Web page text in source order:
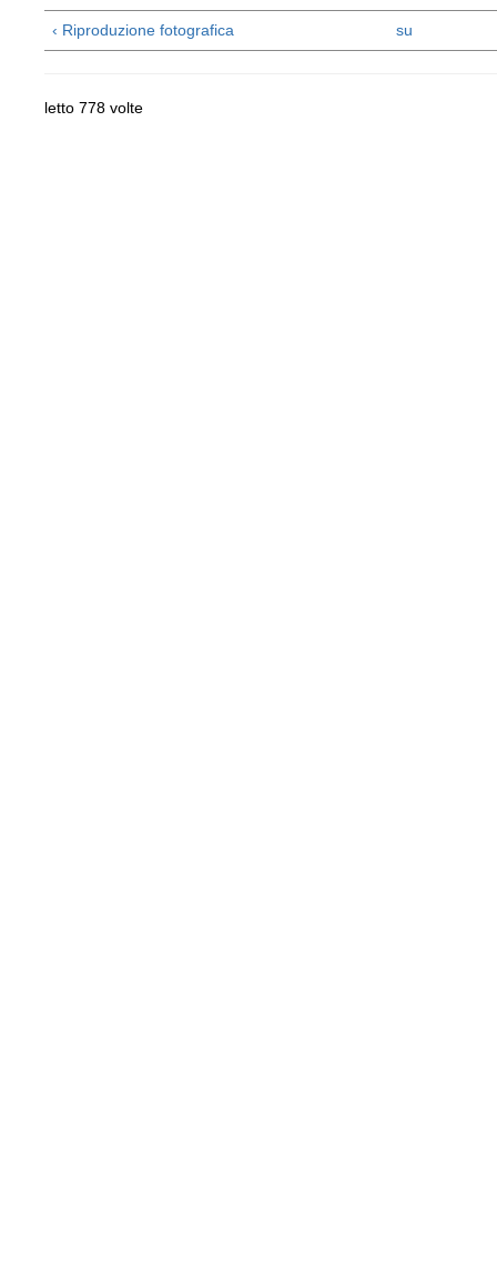
‹ Riproduzione fotografica su
letto 778 volte